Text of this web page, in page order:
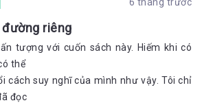
đường riêng
tượng với cuốn sách này. Hiếm khi có
thể
cách suy nghĩ của mình như vậy. Tôi chỉ
đọc